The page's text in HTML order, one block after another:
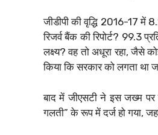
जीडीपी की वृद्धि 2016-17
रिजर्व बैंक की रिपोर्ट? 99.3
लक्ष्य? वह तो अधूरा रहा, जैसे
किया कि सरकार को लगता
बाद में जीएसटी ने इस जख्म
गलती” के रूप में दर्ज हो गया,